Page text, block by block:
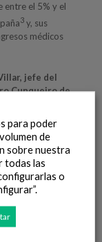
entre el 5% y el
3y, sus
médicos
jefe del
Cunqueiro de
de los
la empresa y la
de Saúde.
el foco
más frecuente,
para poder
de
sobre nuestra
todas las
o